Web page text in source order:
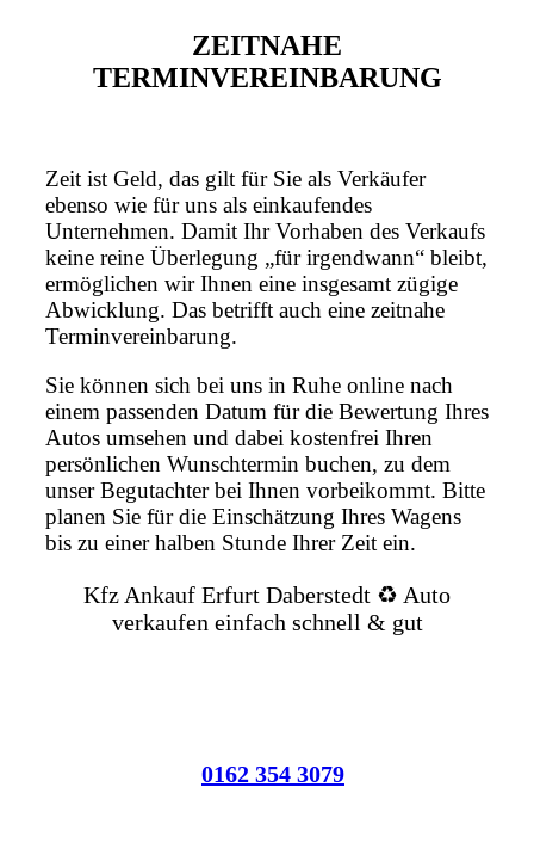
ZEITNAHE
TERMINVEREINBARUNG
Zeit ist Geld, das gilt für Sie als Verkäufer
ebenso wie für uns als einkaufendes
Unternehmen. Damit Ihr Vorhaben des Verkaufs
keine reine Überlegung „für irgendwann“ bleibt,
ermöglichen wir Ihnen eine insgesamt zügige
Abwicklung. Das betrifft auch eine zeitnahe
Terminvereinbarung.
Sie können sich bei uns in Ruhe online nach
einem passenden Datum für die Bewertung Ihres
Autos umsehen und dabei kostenfrei Ihren
persönlichen Wunschtermin buchen, zu dem
unser Begutachter bei Ihnen vorbeikommt. Bitte
planen Sie für die Einschätzung Ihres Wagens
bis zu einer halben Stunde Ihrer Zeit ein.
Kfz Ankauf Erfurt Daberstedt ♻️ Auto
verkaufen einfach schnell & gut
0162 354 3079